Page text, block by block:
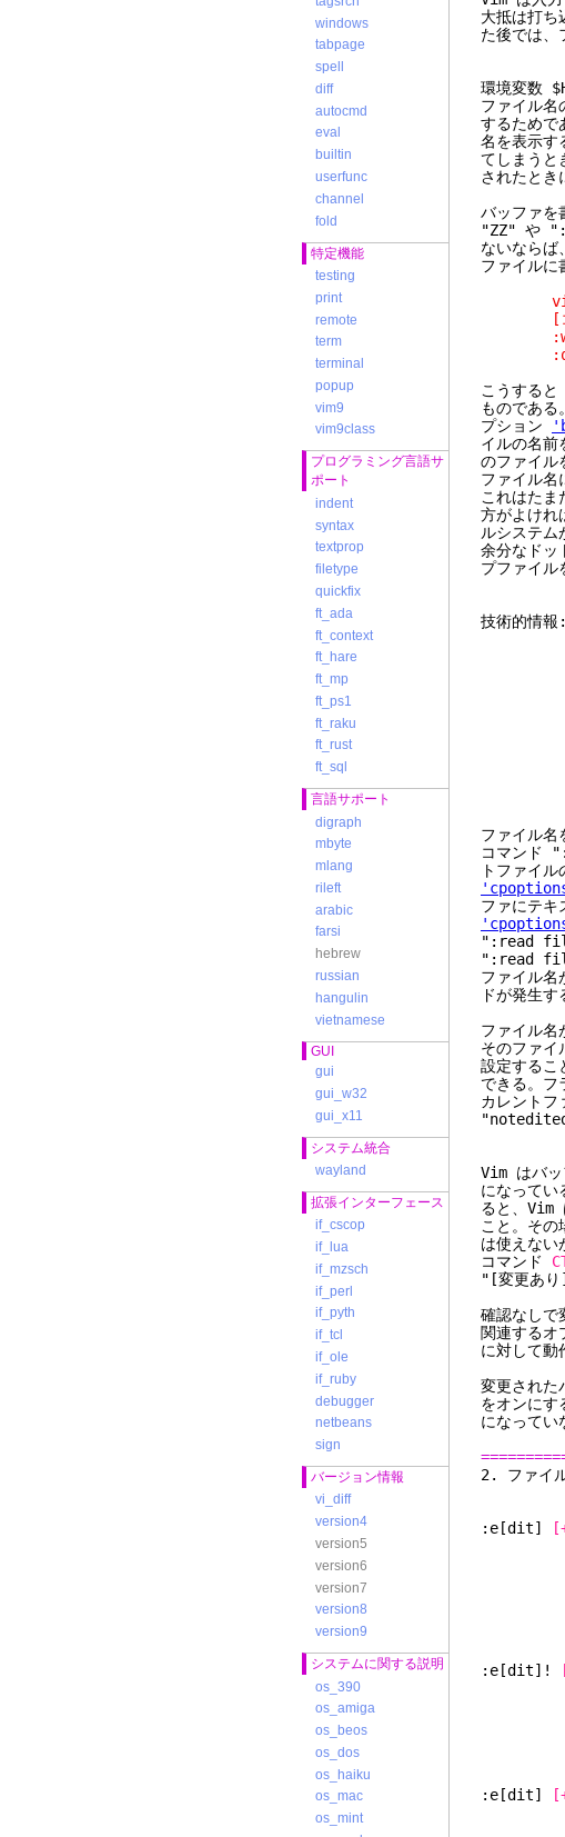
windows
tabpage
spell
diff
autocmd
eval
builtin
userfunc
channel
fold
特定機能
testing
print
remote
term
terminal
popup
vim9
vim9class
プログラミング言語サ
ポート
indent
syntax
textprop
filetype
quickfix
ft_ada
ft_context
ft_hare
ft_mp
ft_ps1
ft_raku
ft_rust
ft_sql
言語サポート
digraph
mbyte
mlang
rileft
arabic
farsi
hebrew
russian
hangulin
vietnamese
GUI
gui
gui_w32
gui_x11
システム統合
wayland
拡張インターフェース
if_cscop
if_lua
if_mzsch
if_perl
if_pyth
if_tcl
if_ole
if_ruby
debugger
netbeans
sign
バージョン情報
vi_diff
version4
version5
version6
version7
version8
version9
システムに関する説明
os_390
os_amiga
os_beos
os_dos
os_haiku
os_mac
os_mint
大抵は打ち
た後では、
環境変数
ファイル
するためで
名を表示す
てしまう
されたとき
バッファを
"ZZ" や
ないなら
ファイルに
vim テ
[コマン
:w 新
こうする
ものであ
プション
イルの名前
のファイル
ファイル名
これはた
方がよけれ
ルシステム
余分なド
プファイル
技術的情
イルシ
ファイ
のファ
じ効果
すると
".swp"
ユーザ
イルシ
は、".~"
のと
ファイル
コマンド
トファイ
ファにテキ
":read file"
":read file"
ファイル名
ドが発生す
ファイル名
そのファ
設定するこ
できる。
カレント
Vim はバッ
になってい
ると、Vim
こと。そ
は使えな
コマンド
"[変更あ
確認なしで
関連するオ
に対して動
変更された
をオンにす
になってい
2.
:e[dit]
イルに
カレン
でな
:e[dit]!
どのよ
ファに
度最
:e[dit]
カレン